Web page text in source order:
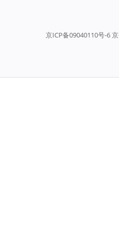
京ICP备09040110号-6